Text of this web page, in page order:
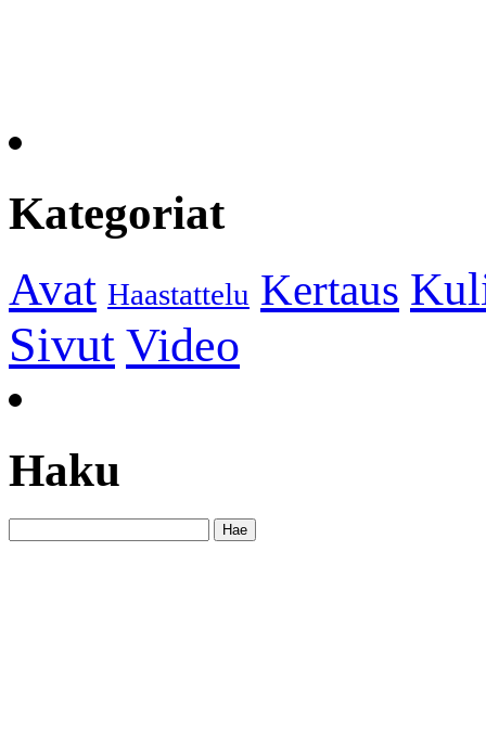
Kategoriat
Avat Haastattelu Kertaus
Sivut Video
Haku